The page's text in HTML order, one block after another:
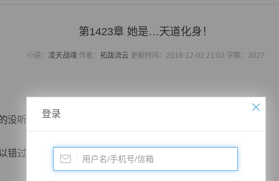
第1423章 她是…天道化身！
小说： 凌天战魂作者： 拓跋流云更新时间：2018-12-02 21:02 字数：3027
没听见。
过了这么美妙的一句话。
登录